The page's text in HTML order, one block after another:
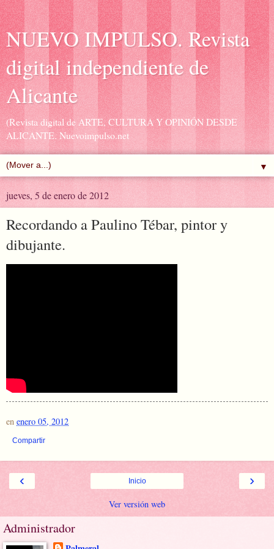
NUEVO IMPULSO. Revista
digital independiente de
Alicante
(Revista digital de ARTE, CULTURA Y OPINIÓN DESDE
ALICANTE. Nuevoimpulso.net
▼
jueves, 5 de enero de 2012
Recordando a Paulino Tébar, pintor y
dibujante.
en enero 05, 2012
Compartir
‹ ›
Inicio
Ver versión web
Administrador